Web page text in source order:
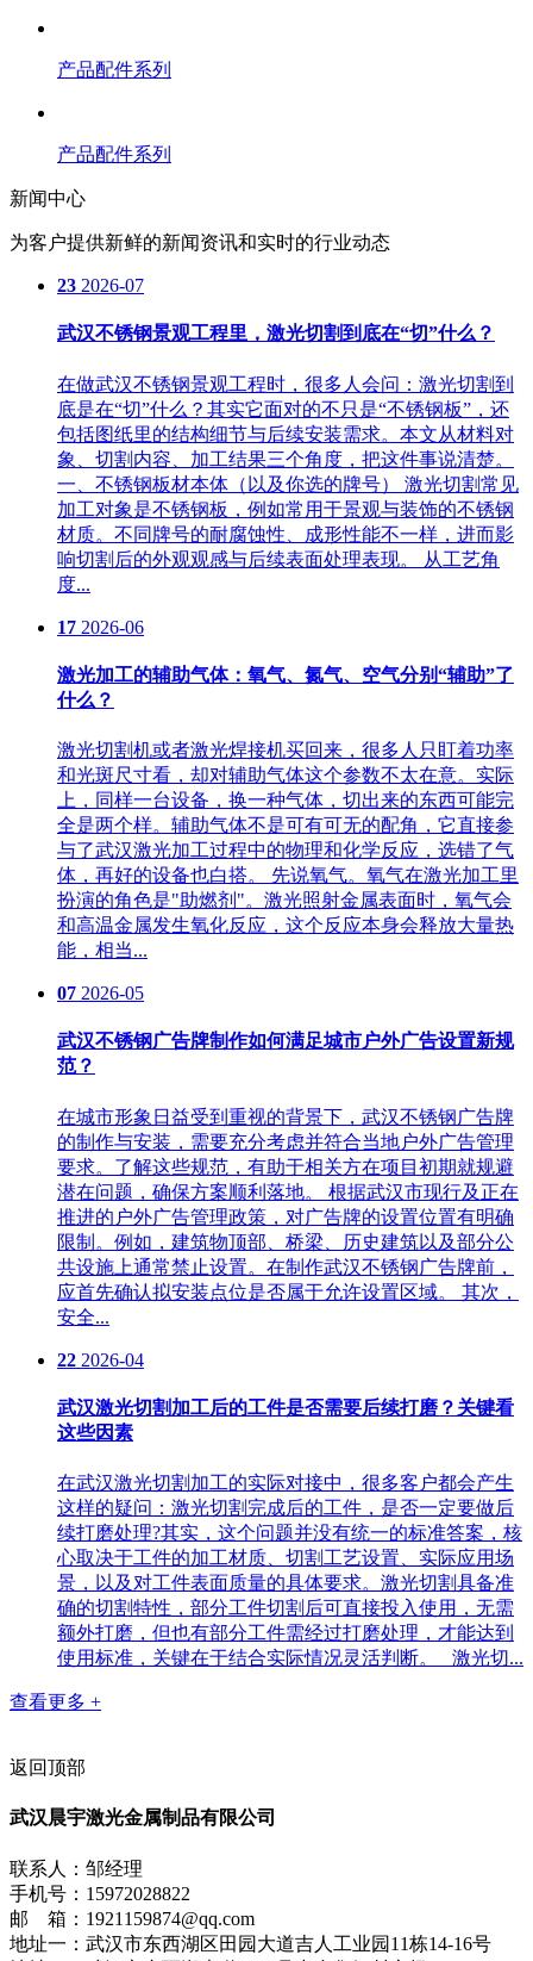
产品配件系列
产品配件系列
新闻中心
为客户提供新鲜的新闻资讯和实时的行业动态
23 2026-07
武汉不锈钢景观工程里，激光切割到底在“切”什么？
在做武汉不锈钢景观工程时，很多人会问：激光切割到
底是在“切”什么？其实它面对的不只是“不锈钢板”，还
包括图纸里的结构细节与后续安装需求。本文从材料对
象、切割内容、加工结果三个角度，把这件事说清楚。
一、不锈钢板材本体（以及你选的牌号） 激光切割常见
加工对象是不锈钢板，例如常用于景观与装饰的不锈钢
材质。不同牌号的耐腐蚀性、成形性能不一样，进而影
响切割后的外观观感与后续表面处理表现。 从工艺角
度...
17 2026-06
激光加工的辅助气体：氧气、氮气、空气分别“辅助”了
什么？
激光切割机或者激光焊接机买回来，很多人只盯着功率
和光斑尺寸看，却对辅助气体这个参数不太在意。实际
上，同样一台设备，换一种气体，切出来的东西可能完
全是两个样。辅助气体不是可有可无的配角，它直接参
与了武汉激光加工过程中的物理和化学反应，选错了气
体，再好的设备也白搭。 先说氧气。氧气在激光加工里
扮演的角色是"助燃剂"。激光照射金属表面时，氧气会
和高温金属发生氧化反应，这个反应本身会释放大量热
能，相当...
07 2026-05
武汉不锈钢广告牌制作如何满足城市户外广告设置新规
范？
在城市形象日益受到重视的背景下，武汉不锈钢广告牌
的制作与安装，需要充分考虑并符合当地户外广告管理
要求。了解这些规范，有助于相关方在项目初期就规避
潜在问题，确保方案顺利落地。 根据武汉市现行及正在
推进的户外广告管理政策，对广告牌的设置位置有明确
限制。例如，建筑物顶部、桥梁、历史建筑以及部分公
共设施上通常禁止设置。在制作武汉不锈钢广告牌前，
应首先确认拟安装点位是否属于允许设置区域。 其次，
安全...
22 2026-04
武汉激光切割加工后的工件是否需要后续打磨？关键看
这些因素
在武汉激光切割加工的实际对接中，很多客户都会产生
这样的疑问：激光切割完成后的工件，是否一定要做后
续打磨处理?其实，这个问题并没有统一的标准答案，核
心取决于工件的加工材质、切割工艺设置、实际应用场
景，以及对工件表面质量的具体要求。激光切割具备准
确的切割特性，部分工件切割后可直接投入使用，无需
额外打磨，但也有部分工件需经过打磨处理，才能达到
使用标准，关键在于结合实际情况灵活判断。 激光切...
查看更多 +
返回顶部
武汉晨宇激光金属制品有限公司
联系人：邹经理
手机号：15972028822
邮 箱：1921159874@qq.com
地址一：武汉市东西湖区田园大道吉人工业园11栋14-16号